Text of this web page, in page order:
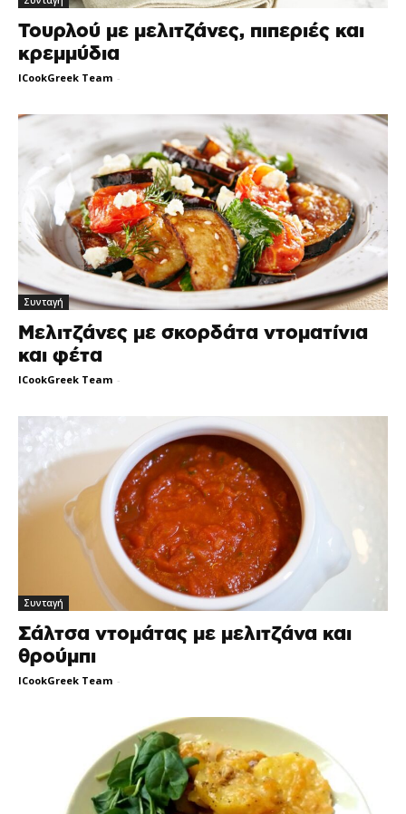
Τουρλού με μελιτζάνες, πιπεριές και
κρεμμύδια
ICookGreek Team -
Συνταγή
Μελιτζάνες με σκορδάτα ντοματίνια
και φέτα
ICookGreek Team -
Συνταγή
Σάλτσα ντομάτας με μελιτζάνα και
θρούμπι
ICookGreek Team -